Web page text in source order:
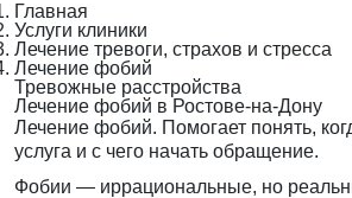
Главная
Услуги клиники
Лечение тревоги, страхов и стресса
Лечение фобий
Тревожные расстройства
Лечение фобий в Ростове-на-Дону
Лечение фобий. Помогает понять,
услуга и с чего начать обращение.
Фобии — иррациональные, но